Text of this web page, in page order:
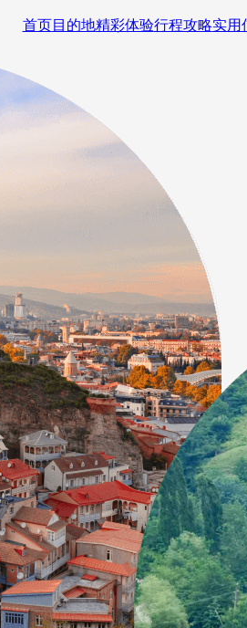
首页目的地精彩体验行程攻略实用